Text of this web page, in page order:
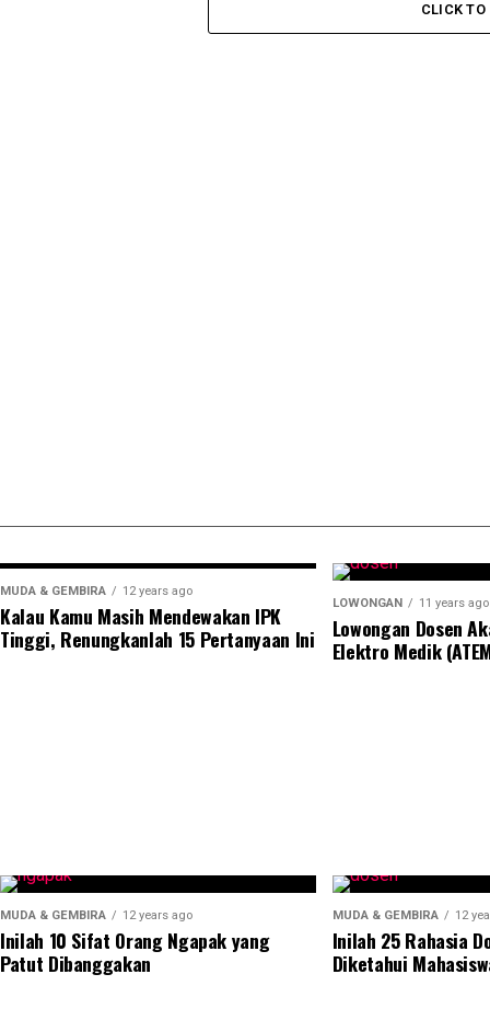
CLICK
MUDA & GEMBIRA 12 years ago
Kalau Kamu Masih Mendewakan IPK
Tinggi, Renungkanlah 15 Pertanyaan Ini
LOWONGAN 11 years ago
Lowongan Dosen
Elektro Medik
MUDA & GEMBIRA 12 years ago
Inilah 10 Sifat Orang Ngapak yang
Patut Dibanggakan
MUDA & GEMBIRA 12
Inilah 25 Rahasia
Diketahui